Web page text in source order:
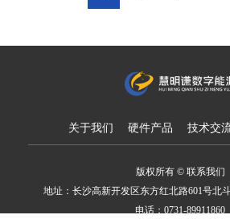
关于我们 硬件产品 技术交
版权所有 © 联系我们
地址：长沙高新开发区东方红北路601号北
电话：0731-89911860